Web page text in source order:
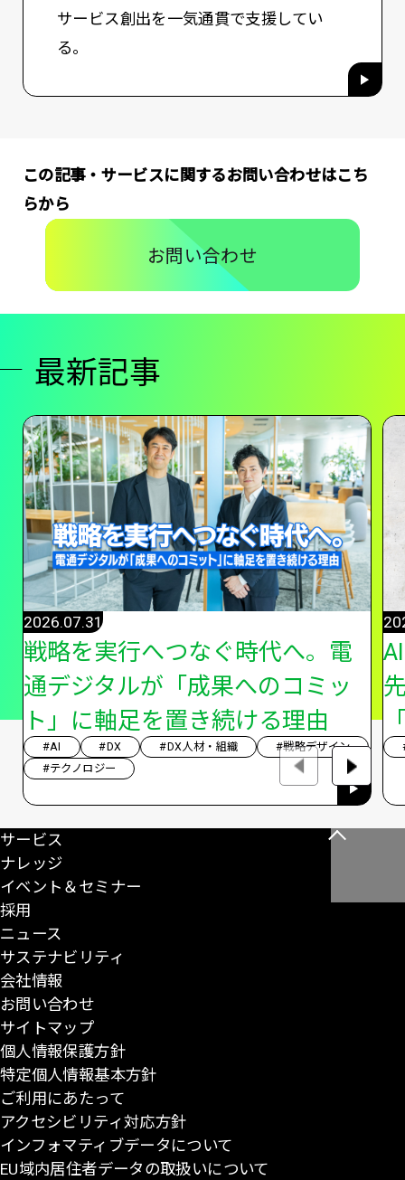
サービス創出を一気通貫で支援してい
る。
この記事・サービスに関するお問い合わせはこち
らから
お問い合わせ
最新記事
戦略を実行へつなぐ時代へ。電
通デジタルが「成果へのコミッ
ト」に軸足を置き続ける理由
2026.07.31
#AI #DX #DX人材・組織
#戦略デザイン
#テクノロジー
こ
サービス
ナレッジ
イベント＆セミナー
採用
ニュース
サステナビリティ
会社情報
お問い合わせ
サイトマップ
個人情報保護方針
特定個人情報基本方針
ご利用にあたって
アクセシビリティ対応方針
インフォマティブデータについて
EU域内居住者データの取扱いについて